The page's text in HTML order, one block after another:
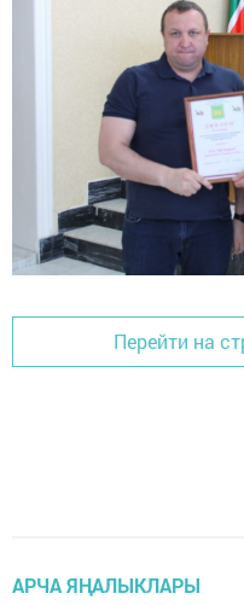
Перейти на
АРЧА ЯҢАЛЫКЛАРЫ